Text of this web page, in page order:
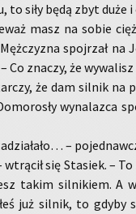
to siły będą zbyt duże
masz na sobie
spoj­rzał na
Co zna­czy, że
że dam sil­nik na
wy­na­laz­ca
–
wtrą­cił się Sta­siek. –
takim sil­ni­kiem. A
już sil­nik, to gdyby